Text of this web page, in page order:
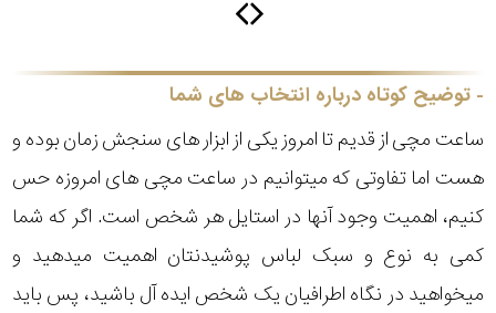
توضیح کوتاه درباره انتخاب های شما
ساعت مچی از قدیم تا امروز یکی از ابزار های سنجش زمان بوده و
هست اما تفاوتی که میتوانیم در ساعت مچی های امروزه حس
کنیم، اهمیت وجود آنها در استایل هر شخص است. اگر که شما
کمی به نوع و سبک لباس پوشیدنتان اهمیت میدهید و
میخواهید در نگاه اطرافیان یک شخص ایده آل باشید، پس باید
اورینت
پیلار
جنسیت